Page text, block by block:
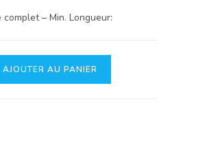
complet –Min. Longueur:
AJOUTER AU PANIER